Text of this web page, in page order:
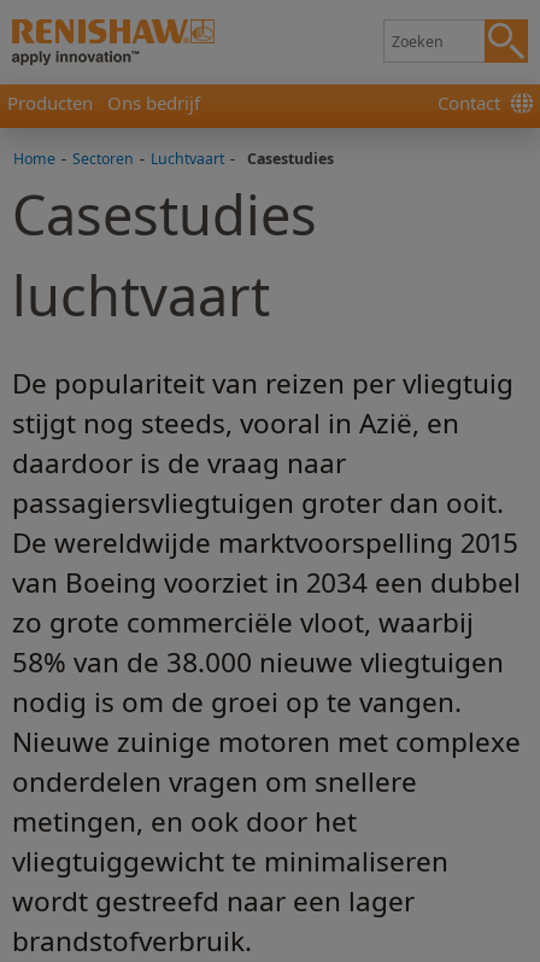
Producten Ons bedrijf Contact
Home - Sectoren - Luchtvaart - Casestudies
Casestudies
luchtvaart
De populariteit van reizen per vliegtuig
stijgt nog steeds, vooral in Azië, en
daardoor is de vraag naar
passagiersvliegtuigen groter dan ooit.
De wereldwijde marktvoorspelling 2015
van Boeing voorziet in 2034 een dubbel
zo grote commerciële vloot, waarbij
58% van de 38.000 nieuwe vliegtuigen
nodig is om de groei op te vangen.
Nieuwe zuinige motoren met complexe
onderdelen vragen om snellere
metingen, en ook door het
vliegtuiggewicht te minimaliseren
wordt gestreefd naar een lager
brandstofverbruik.